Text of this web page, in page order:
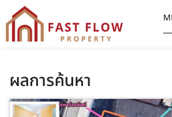
ผลการค้นหา